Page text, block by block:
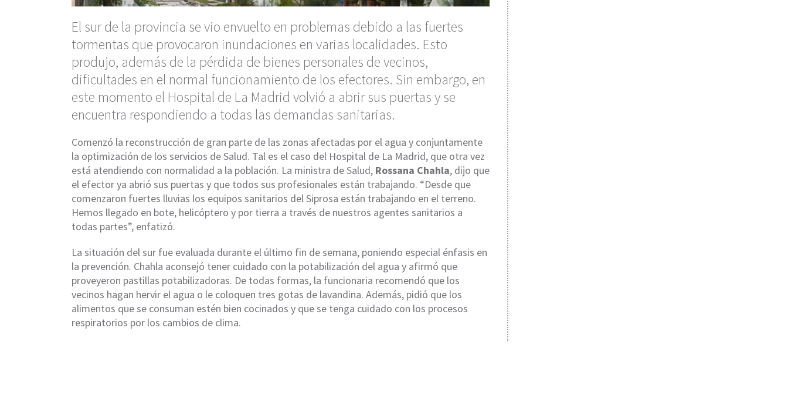
El sur de la provincia se vio envuelto en problemas debido a las fuertes
tormentas que provocaron inundaciones en varias localidades. Esto
produjo, además de la pérdida de bienes personales de vecinos,
dificultades en el normal funcionamiento de los efectores. Sin embargo, en
este momento el Hospital de La Madrid volvió a abrir sus puertas y se
encuentra respondiendo a todas las demandas sanitarias.
Comenzó la reconstrucción de gran parte de las zonas afectadas por el agua y conjuntamente
la optimización de los servicios de Salud. Tal es el caso del Hospital de La Madrid, que otra vez
está atendiendo con normalidad a la población. La ministra de Salud, Rossana Chahla, dijo que
el efector ya abrió sus puertas y que todos sus profesionales están trabajando. “Desde que
comenzaron fuertes lluvias los equipos sanitarios del Siprosa están trabajando en el terreno.
Hemos llegado en bote, helicóptero y por tierra a través de nuestros agentes sanitarios a
todas partes”, enfatizó.
La situación del sur fue evaluada durante el último fin de semana, poniendo especial énfasis en
la prevención. Chahla aconsejó tener cuidado con la potabilización del agua y afirmó que
proveyeron pastillas potabilizadoras. De todas formas, la funcionaria recomendó que los
vecinos hagan hervir el agua o le coloquen tres gotas de lavandina. Además, pidió que los
alimentos que se consuman estén bien cocinados y que se tenga cuidado con los procesos
respiratorios por los cambios de clima.